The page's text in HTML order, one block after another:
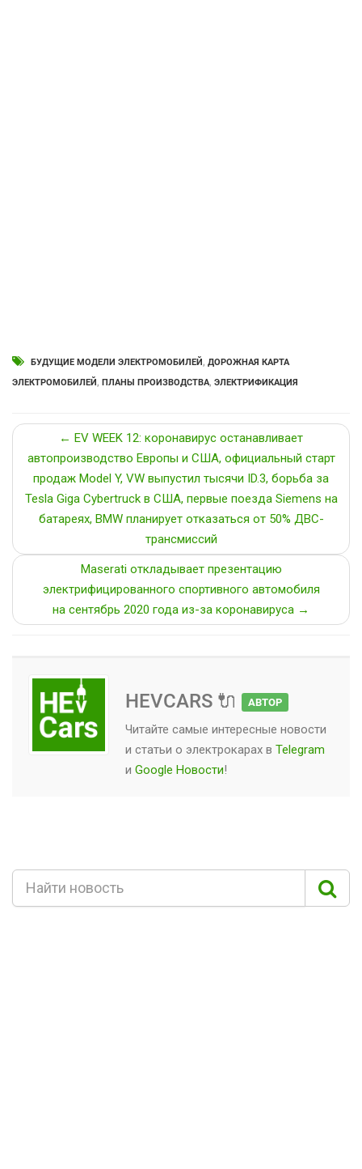
БУДУЩИЕ МОДЕЛИ ЭЛЕКТРОМОБИЛЕЙ, ДОРОЖНАЯ КАРТА
ЭЛЕКТРОМОБИЛЕЙ, ПЛАНЫ ПРОИЗВОДСТВА, ЭЛЕКТРИФИКАЦИЯ
← EV WEEK 12: коронавирус останавливает
автопроизводство Европы и США, официальный старт
продаж Model Y, VW выпустил тысячи ID.3, борьба за
Tesla Giga Cybertruck в США, первые поезда Siemens на
батареях, BMW планирует отказаться от 50% ДВС-
трансмиссий
Maserati откладывает презентацию
электрифицированного спортивного автомобиля
на сентябрь 2020 года из-за коронавируса →
HEVCARS 🔌 АВТОР
Читайте самые интересные новости
и статьи о электрокарах в Telegram
и Google Новости!